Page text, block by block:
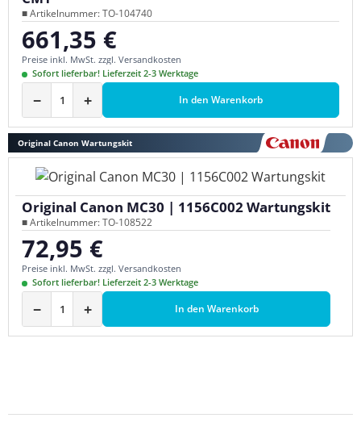
■ Artikelnummer: TO-104740
Regulärer Preis:
661,35 €
Preise inkl. MwSt. zzgl. Versandkosten
Sofort lieferbar! Lieferzeit 2-3 Werktage
− + In den Warenkorb
Original Canon Wartungskit
Original Canon MC30 | 1156C002 Wartungskit
■ Artikelnummer: TO-108522
Regulärer Preis:
72,95 €
Preise inkl. MwSt. zzgl. Versandkosten
Sofort lieferbar! Lieferzeit 2-3 Werktage
− + In den Warenkorb